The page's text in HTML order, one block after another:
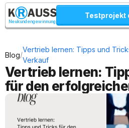
Neukundengewinnung
Testprojekt
Blog/
Vertrieb lernen: Tipps und
Verkauf
Vertrieb lernen:
für den